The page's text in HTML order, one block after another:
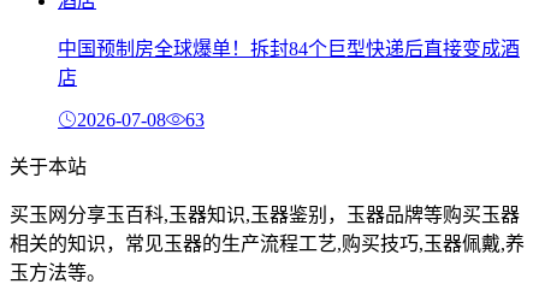
中国预制房全球爆单！拆封84个巨型快递后直接变成酒
店
2026-07-08 63
关于本站
买玉网分享玉百科,玉器知识,玉器鉴别，玉器品牌等购买玉器
相关的知识，常见玉器的生产流程工艺,购买技巧,玉器佩戴,养
玉方法等。